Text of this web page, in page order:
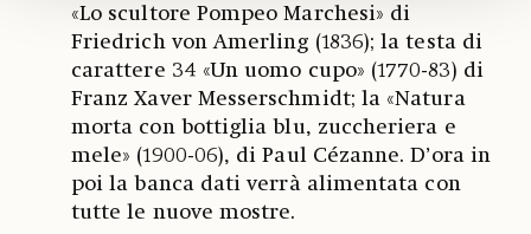
«Lo scultore Pompeo Marchesi» di
Friedrich von Amerling (1836); la testa di
carattere 34 «Un uomo cupo» (1770-83) di
Franz Xaver Messerschmidt; la «Natura
morta con bottiglia blu, zuccheriera e
mele» (1900-06), di Paul Cézanne. D’ora in
poi la banca dati verrà alimentata con
tutte le nuove mostre.